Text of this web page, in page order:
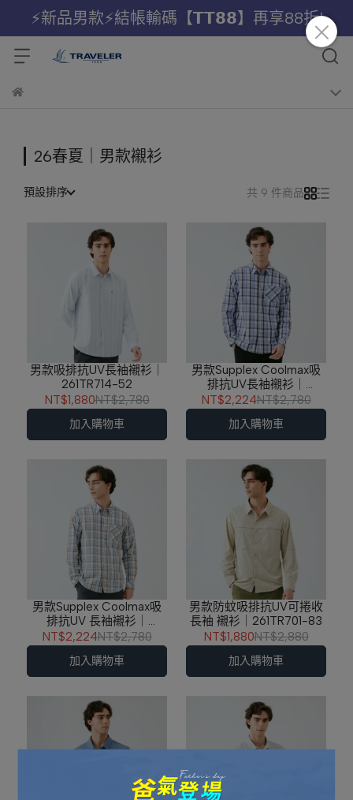
⚡新品男款⚡結帳輸碼【𝗧𝗧𝟴𝟴】再享88折!
26春夏｜男款襯衫
預設排序 共 9 件商品
男款吸排抗UV長袖襯衫｜
261TR714-52
NT$1,880NT$2,780
加入購物車
男款Supplex Coolmax吸
排抗UV長袖襯衫｜
261TR705-63
NT$2,224NT$2,780
加入購物車
男款Supplex Coolmax吸
排抗UV 長袖襯衫｜
261TR705-52
NT$2,224NT$2,780
加入購物車
男款防蚊吸排抗UV可捲收
長袖 襯衫｜261TR701-83
NT$1,880NT$2,880
加入購物車